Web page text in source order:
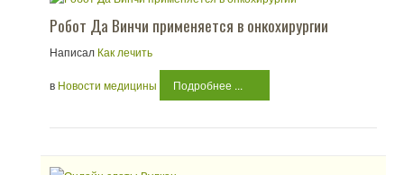
Робот Да Винчи применяется в онкохирургии
Написал Как лечить
в Новости медицины Подробнее ...